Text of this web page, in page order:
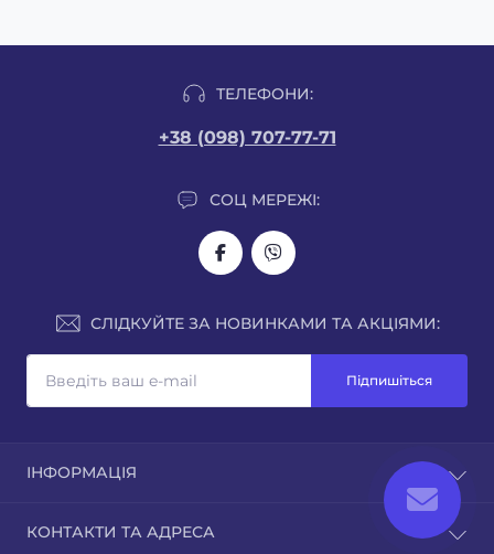
ТЕЛЕФОНИ:
+38 (098) 707-77-71
СОЦ МЕРЕЖІ:
СЛІДКУЙТЕ ЗА НОВИНКАМИ ТА АКЦІЯМИ:
Підпишіться
ІНФОРМАЦІЯ
Доставка
КОНТАКТИ ТА АДРЕСА